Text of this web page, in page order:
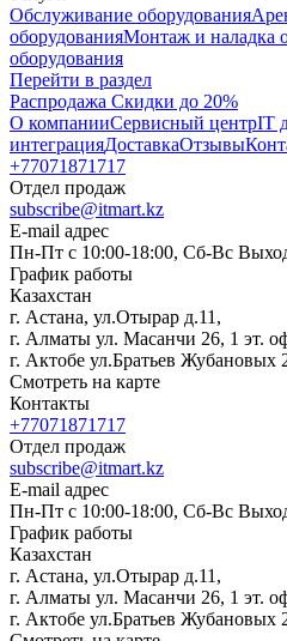
Oбслуживание оборудования
оборудованияМонтаж и наладка
оборудования
Перейти в раздел
Распродажа Скидки до 20%
О компанииСервисный центрIT
интеграцияДоставкаОтзывы
+77071871717
Отдел продаж
subscribe@itmart.kz
E-mail адрес
Пн-Пт с 10:00-18:00, Сб-Вс
График работы
Казахстан
г. Астана, ул.Отырар д.11,
г. Алматы ул. Масанчи 26, 1 эт.
г. Актобе ул.Братьев Жубановых
Смотреть на карте
Контакты
+77071871717
Отдел продаж
subscribe@itmart.kz
E-mail адрес
Пн-Пт с 10:00-18:00, Сб-Вс
График работы
Казахстан
г. Астана, ул.Отырар д.11,
г. Алматы ул. Масанчи 26, 1 эт.
г. Актобе ул.Братьев Жубановых